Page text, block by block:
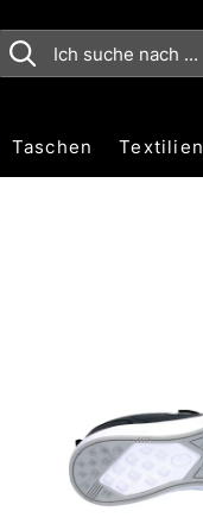
Taschen Textilien